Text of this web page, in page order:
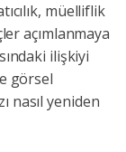
müelliflik
açımlanmaya
ilişkiyi
görsel
nasıl yeniden